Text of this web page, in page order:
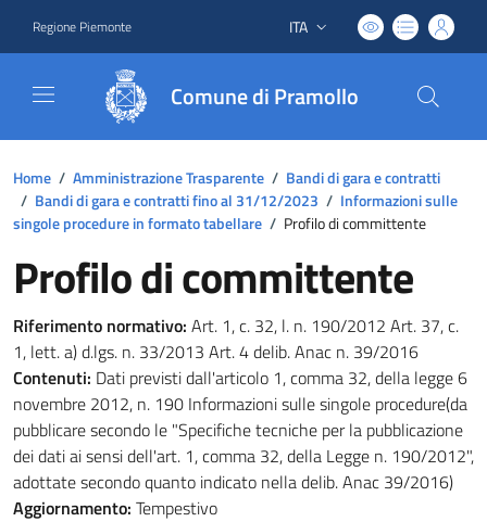
Regione Piemonte Lingua attiva:
ITA
Comune di Pramollo
Home / Amministrazione Trasparente / Bandi di gara e contratti
/ Bandi di gara e contratti fino al 31/12/2023 / Informazioni sulle
singole procedure in formato tabellare / Profilo di committente
Profilo di committente
Riferimento normativo: Art. 1, c. 32, l. n. 190/2012 Art. 37, c.
1, lett. a) d.lgs. n. 33/2013 Art. 4 delib. Anac n. 39/2016
Contenuti: Dati previsti dall'articolo 1, comma 32, della legge 6
novembre 2012, n. 190 Informazioni sulle singole procedure(da
pubblicare secondo le "Specifiche tecniche per la pubblicazione
dei dati ai sensi dell'art. 1, comma 32, della Legge n. 190/2012",
adottate secondo quanto indicato nella delib. Anac 39/2016)
Aggiornamento: Tempestivo